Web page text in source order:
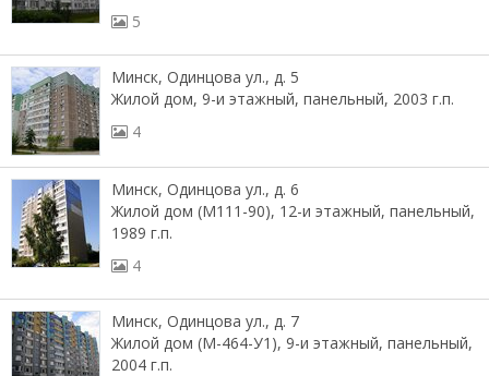
5
Минск, Одинцова ул., д. 5
Жилой дом, 9-и этажный, панельный, 2003 г.п.
4
Минск, Одинцова ул., д. 6
Жилой дом (М111-90), 12-и этажный, панельный,
1989 г.п.
4
Минск, Одинцова ул., д. 7
Жилой дом (М-464-У1), 9-и этажный, панельный,
2004 г.п.